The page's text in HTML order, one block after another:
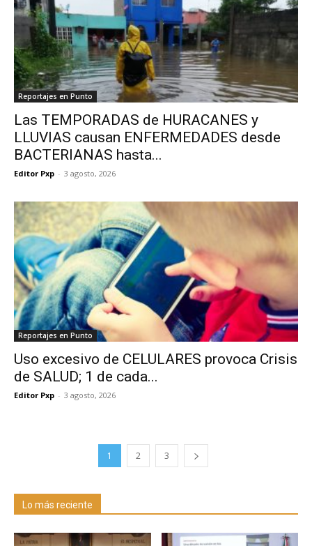
Reportajes en Punto
Las TEMPORADAS de HURACANES y
LLUVIAS causan ENFERMEDADES desde
BACTERIANAS hasta...
Editor Pxp - 3 agosto, 2026
Reportajes en Punto
Uso excesivo de CELULARES provoca Crisis
de SALUD; 1 de cada...
Editor Pxp - 3 agosto, 2026
1 2 3
Lo más reciente